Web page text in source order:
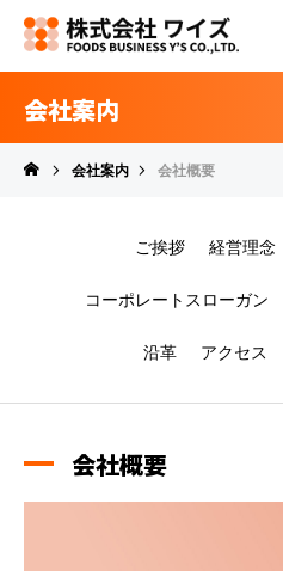
会社案内
会社案内 会社概要
ご挨拶 経営理念
コーポレートスローガン
沿革 アクセス
会社概要